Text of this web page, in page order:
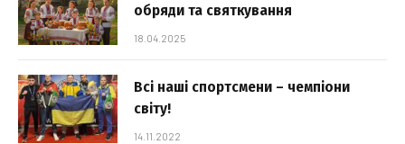
обряди та святкування
18.04.2025
Всі наші спортсмени – чемпіони
світу!
14.11.2022